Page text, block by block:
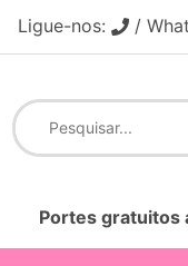
Ligue-nos: /
Portes gratuitos